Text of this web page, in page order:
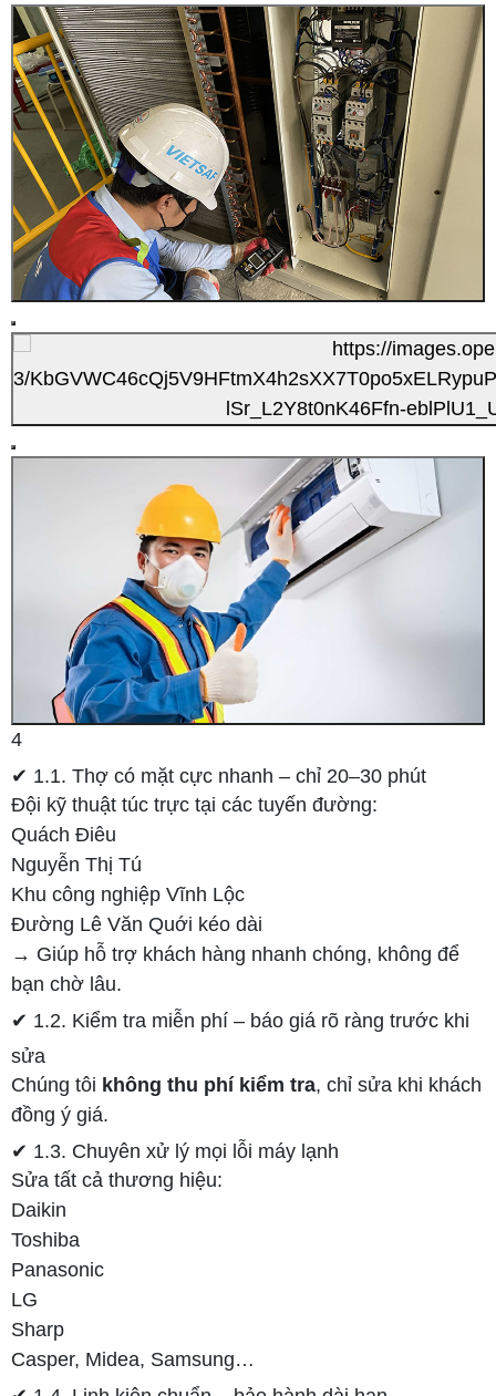
4
✔ 1.1. Thợ có mặt cực nhanh – chỉ 20–30 phút
Đội kỹ thuật túc trực tại các tuyến đường:
Quách Điêu
Nguyễn Thị Tú
Khu công nghiệp Vĩnh Lộc
Đường Lê Văn Quới kéo dài
→ Giúp hỗ trợ khách hàng nhanh chóng, không để
bạn chờ lâu.
✔ 1.2. Kiểm tra miễn phí – báo giá rõ ràng trước khi
sửa
Chúng tôi không thu phí kiểm tra, chỉ sửa khi khách
đồng ý giá.
✔ 1.3. Chuyên xử lý mọi lỗi máy lạnh
Sửa tất cả thương hiệu:
Daikin
Toshiba
Panasonic
LG
Sharp
Casper, Midea, Samsung…